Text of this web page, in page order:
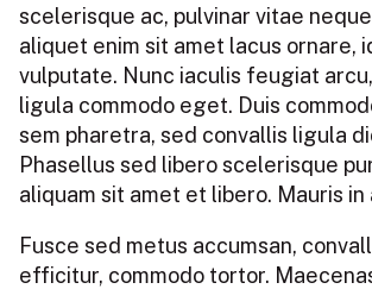
scelerisque ac, pulvinar vitae
aliquet enim sit amet lacus ornare,
vulputate. Nunc iaculis feugiat
ligula commodo eget. Duis
sem pharetra, sed convallis ligula
Phasellus sed libero scelerisque
aliquam sit amet et libero. Mauris
Fusce sed metus accumsan,
efficitur, commodo tortor.